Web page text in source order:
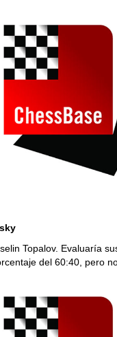
Topalov. Evaluaría
del 60:40, pero